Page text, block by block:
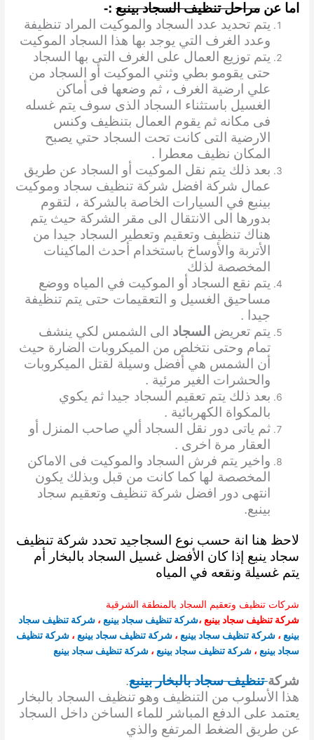
اما عنمراحل تنظيف السجاد بينبع :-
يتم تحديد عدد السجاد والموكيت المراد تنظيفة
وعدد الغرف التي يوجد بها هذا السجاد الموكيت
يتم توزيع العمال على الغرف التى بها السجاد
حتى يقومو بطي وثني الموكيت أو السجاد من
علي ارضية الغرف ، ثم وضعها فى أماكن
الغسيل باستثناء السجاد الذى سوف يتم غسله
فى مكانه ثم يقوم العمال بتنظيف وكنس
الارضية التى كانت تحت السجاد حتي يصبح
المكان نظيف معطرا .
بعد ذلك يتم نقل الموكيت أو السجاد عن طريق
عمال شركة افضل شركة تنظيف سجاد وموكيت
بينبع في السيارات الخاصة بالشركة ، لتقوم
بدورها الى الانتقال الى مقر الشركة حيث يتم
هناك تنظيف وتعقيم وتعطير السجاد جيدا من
الأتربة والأوساخ باستخدام أحدث الماكينات
المخصصة لذلك
يتم نقع السجاد أو الموكيت في المياه ووضع
مساحيق الغسيل و التعقيمات حتى يتم تنظيفة
جيدا .
يتم تعريض السجاد الى الشمس لكي ينشف
تمام وحتى نتخلص من الميكروبات الضارة حيث
أن الشمس هي أفضل وسيلة لقتل الميكروبات
والحشرات الغير مرئية .
بعد ذلك يتم تعقيم السجاد جيدا ثم يكوي
بالمكواة الكهربائية .
ثم ياتى دور نقل السجاد ألي صاحب المنزل أو
العقار مرة اخرى .
واخير يتم فرش السجاد والموكيت فى الاماكن
المخصصة لها كما كانت من قبل وبذلك يكون
انتهى دور افضل شركة تنظيف وتعقيم سجاد
بينبع.
لاحظ هنا انة حسب نوع السجاجيد تحدد شركة تنظيف
سجاد ينبع إذا كان الأفضل غسيل السجاد بالبخار أم
يتم غسيلة ونقعه في المياه
شركات تنظيف وتعقيم السجاد بالمنطقة الشرقية
شركة تنظيف سجاد بينبع ،شركة تنظيف سجاد بينبع ،شركة تنظيف سجاد
بينبع ،شركة تنظيف سجاد بينبع ،شركة تنظيف سجاد بينبع ،شركة تنظيف
سجاد بينبع ،شركة تنظيف سجاد بينبع ، شركة تنظيف سجاد بينبع
شركة تنظيف سجاد بالبخار بينبع.
هذا الأسلوب من التنظيف وهو تنظيف السجاد بالبخار
يعتمد على الدفع المباشر للماء الساخن داخل السجاد
عن طريق الضغط المرتفع والذي